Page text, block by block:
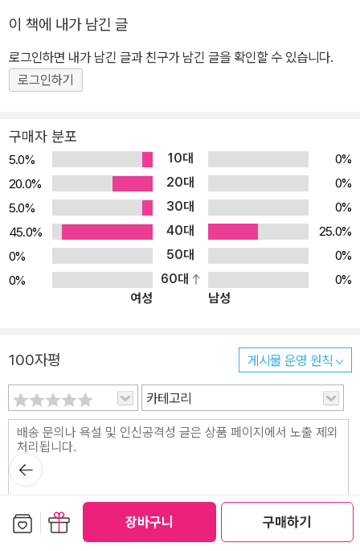
장바구니 구매하기
이 책에 내가 남긴 글
로그인하면 내가 남긴 글과 친구가 남긴 글을 확인할 수 있습니다.
로그인하기
구매자 분포
5.0% 10대
0%
20.0%
20대
0%
5.0%
30대
0%
45.0%
40대
25.0%
0%
50대
0%
0%
60대
0%
여성
남성
100자평 게시물 운영 원칙
카테고리
현재
/280byte (한글 140자 이내)
스포일러 포함
뒤로가
기